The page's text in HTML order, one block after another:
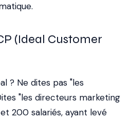
(Ideal Customer
? Ne dites pas "les
"les directeurs marketing
200 salariés, ayant levé